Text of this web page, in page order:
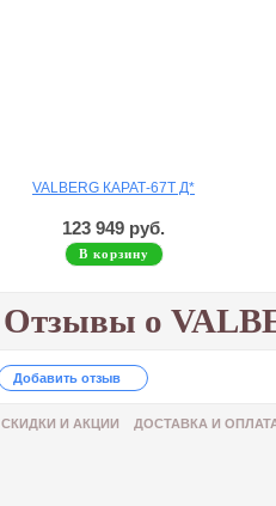
VALBERG КАРАТ-67T Д*
123 949 руб.
В корзину
Отзывы о
Добавить отзыв
СКИДКИ И АКЦИИ ДОСТАВКА И